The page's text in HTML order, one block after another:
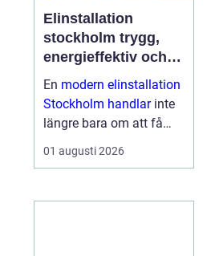
Elinstallation
stockholm trygg,
energieffektiv och
framtidssäker el i
företagslokaler
En modern elinstallation
Stockholm handlarinte
längre bara om att få
belysning och uttag på
rätt plats. För företag i
elen en central del av
01 augusti 2026